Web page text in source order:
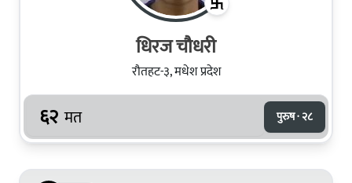
धिरज चौधरी
रौतहट-३, मधेश प्रदेश
६२ मत पुरुष · २८